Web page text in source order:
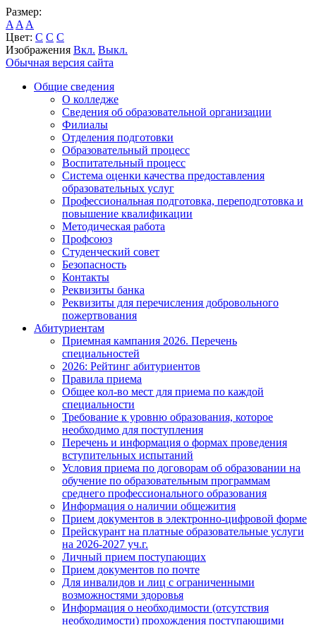
Размер:
A A A
Цвет: C C C
Изображения Вкл. Выкл.
Обычная версия сайта
Общие сведения
О колледже
Сведения об образовательной организации
Филиалы
Отделения подготовки
Образовательный процесс
Воспитательный процесс
Система оценки качества предоставления
образовательных услуг
Профессиональная подготовка, переподготовка и
повышение квалификации
Методическая работа
Профсоюз
Студенческий совет
Безопасность
Контакты
Реквизиты банка
Реквизиты для перечисления добровольного
пожертвования
Абитуриентам
Приемная кампания 2026. Перечень
специальностей
2026: Рейтинг абитуриентов
Правила приема
Общее кол-во мест для приема по каждой
специальности
Требование к уровню образования, которое
необходимо для поступления
Перечень и информация о формах проведения
вступительных испытаний
Условия приема по договорам об образовании на
обучение по образовательным программам
среднего профессионального образования
Информация о наличии общежития
Прием документов в электронно-цифровой форме
Прейскурант на платные образовательные услуги
на 2026-2027 уч.г.
Личный прием поступающих
Прием документов по почте
Для инвалидов и лиц с ограниченными
возможностями здоровья
Информация о необходимости (отсутствия
необходимости) прохождения поступающими